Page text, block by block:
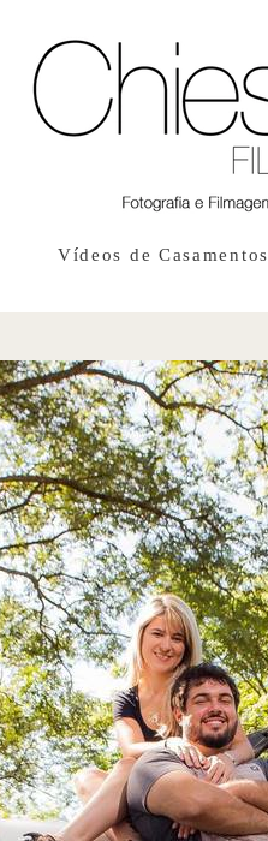
Vídeos de Casamentos